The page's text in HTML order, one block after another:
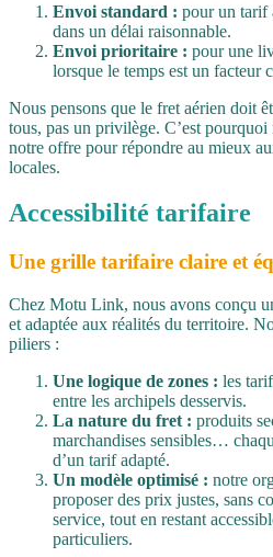
Envoi standard : pour un tarif
dans un délai raisonnable.
Envoi prioritaire : pour une
lorsque le temps est un facteur
Nous pensons que le fret aérien doit
tous, pas un privilège. C’est pourquoi
notre offre pour répondre au mieux
locales.
Accessibilité tarifaire
Une grille tarifaire claire et
Chez Motu Link, nous avons conçu
et adaptée aux réalités du territoire.
piliers :
Une logique de zones : les
entre les archipels desservis.
La nature du fret : produits
marchandises sensibles…
d’un tarif adapté.
Un modèle optimisé : notre
proposer des prix justes, sans
service, tout en restant
particuliers.